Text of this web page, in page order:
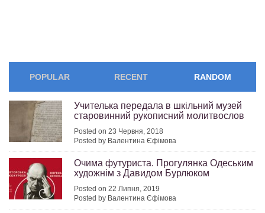
POPULAR RECENT RANDOM
Учителька передала в шкільний музей
старовинний рукописний молитвослов
Posted on 23 Червня, 2018
Posted by Валентина Єфімова
Очима футуриста. Прогулянка Одеським
художнім з Давидом Бурлюком
Posted on 22 Липня, 2019
Posted by Валентина Єфімова